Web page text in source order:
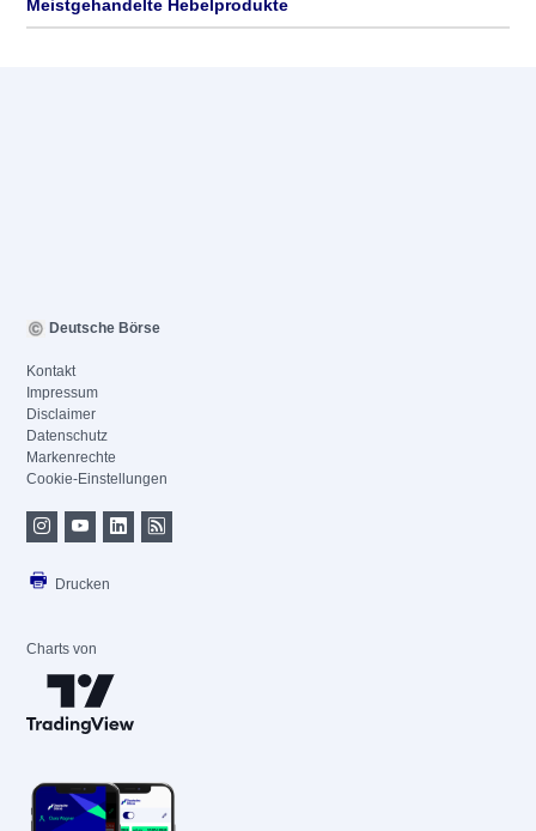
Meistgehandelte Hebelprodukte
Deutsche Börse
Kontakt
Impressum
Disclaimer
Datenschutz
Markenrechte
Cookie-Einstellungen
Drucken
Charts von